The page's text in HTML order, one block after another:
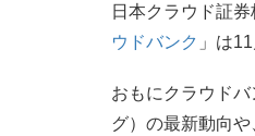
日本クラウド証
ウドバンク 」は
おもにクラウド
グ）の最新動向